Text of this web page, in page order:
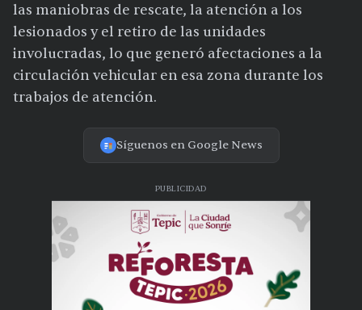
las maniobras de rescate, la atención a los
lesionados y el retiro de las unidades
involucradas, lo que generó afectaciones a la
circulación vehicular en esa zona durante los
trabajos de atención.
Síguenos en Google News
PUBLICIDAD